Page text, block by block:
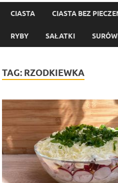
CIASTA CIASTA BEZ
RYBY SAŁATKI
TAG: RZODKIEWKA